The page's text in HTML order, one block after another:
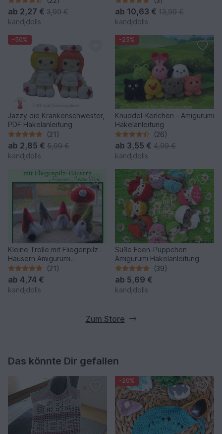
ab 2,27 € 3,99 €
kandjdolls
ab 10,63 € 13,99 €
kandjdolls
-50%
Jazzy die Krankenschwester,
PDF Häkelanleitung
(21)
ab 2,85 € 5,99 €
kandjdolls
-25%
Knuddel-Kerlchen - Amigurumi
Häkelanleitung
(26)
ab 3,55 € 4,99 €
kandjdolls
Kleine Trolle mit Fliegenpilz-
Häusern Amigurumi
Häkelanleitung
(21)
ab 4,74 €
kandjdolls
Süße Feen-Püppchen
Amigurumi Häkelanleitung
(39)
ab 5,69 €
kandjdolls
Zum Store
Das könnte Dir gefallen
-20%